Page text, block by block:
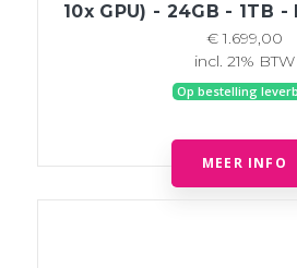
10x GPU) - 24GB - 1TB
€ 1.699,00
incl. 21% BTW
Op bestelling
MEER INFO